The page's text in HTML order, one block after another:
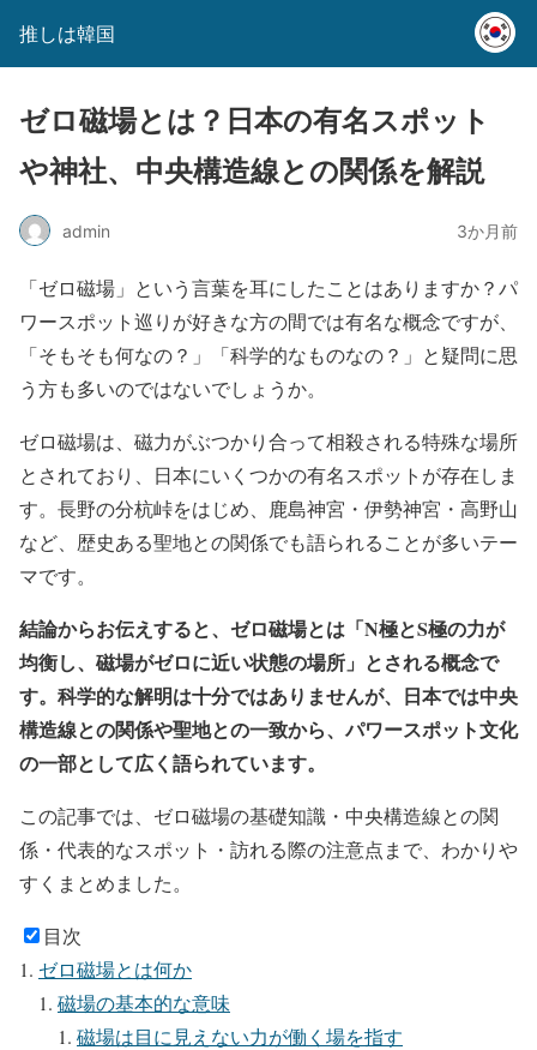
推しは韓国
ゼロ磁場とは？日本の有名スポット
や神社、中央構造線との関係を解説
admin 3か月前
「ゼロ磁場」という言葉を耳にしたことはありますか？パ
ワースポット巡りが好きな方の間では有名な概念ですが、
「そもそも何なの？」「科学的なものなの？」と疑問に思
う方も多いのではないでしょうか。
ゼロ磁場は、磁力がぶつかり合って相殺される特殊な場所
とされており、日本にいくつかの有名スポットが存在しま
す。長野の分杭峠をはじめ、鹿島神宮・伊勢神宮・高野山
など、歴史ある聖地との関係でも語られることが多いテー
マです。
結論からお伝えすると、ゼロ磁場とは「N極とS極の力が
均衡し、磁場がゼロに近い状態の場所」とされる概念で
す。科学的な解明は十分ではありませんが、日本では中央
構造線との関係や聖地との一致から、パワースポット文化
の一部として広く語られています。
この記事では、ゼロ磁場の基礎知識・中央構造線との関
係・代表的なスポット・訪れる際の注意点まで、わかりや
すくまとめました。
目次
ゼロ磁場とは何か
磁場の基本的な意味
磁場は目に見えない力が働く場を指す